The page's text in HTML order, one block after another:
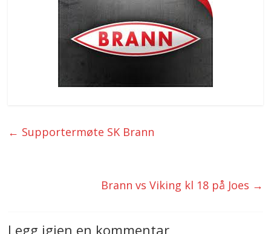
← Supportermøte SK Brann
Brann vs Viking kl 18 på Joes →
Legg igjen en kommentar